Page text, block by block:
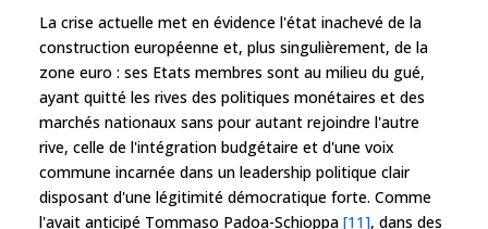
La crise actuelle met en évidence l'état inachevé de la
construction européenne et, plus singulièrement, de la
zone euro : ses Etats membres sont au milieu du gué,
ayant quitté les rives des politiques monétaires et des
marchés nationaux sans pour autant rejoindre l'autre
rive, celle de l'intégration budgétaire et d'une voix
commune incarnée dans un leadership politique clair
disposant d'une légitimité démocratique forte. Comme
l'avait anticipé Tommaso Padoa-Schioppa [11], dans des